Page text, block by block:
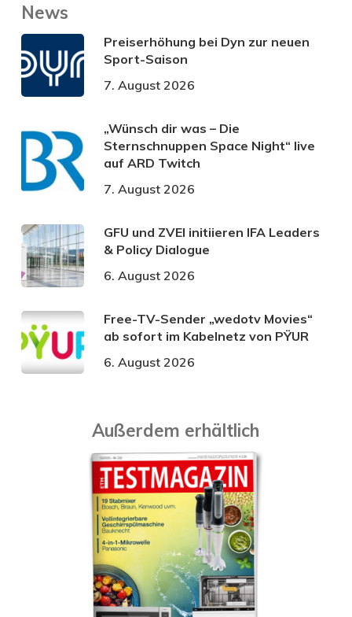
News
Preiserhöhung bei Dyn zur neuen
Sport-Saison
7. August 2026
„Wünsch dir was – Die
Sternschnuppen Space Night“ live
auf ARD Twitch
7. August 2026
GFU und ZVEI initiieren IFA Leaders
& Policy Dialogue
6. August 2026
Free-TV-Sender „wedotv Movies“
ab sofort im Kabelnetz von PŸUR
6. August 2026
Außerdem erhältlich